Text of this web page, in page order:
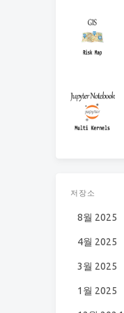
저장소
8월 2025
4월 2025
3월 2025
1월 2025